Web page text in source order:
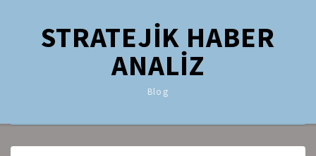
STRATEJİK HABER
ANALİZ
Blog